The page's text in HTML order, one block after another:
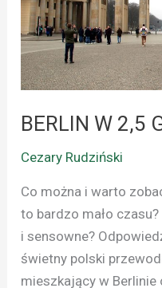
BERLIN W 2,5
Cezary Rudziński
Co można i warto
to bardzo mało
i sensowne?
świetny polski
mieszkający w Berlinie